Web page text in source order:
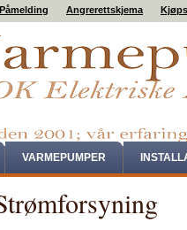
Angrerettskjema
VARMEPUMPER